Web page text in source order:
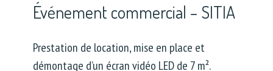
Événement commercial – SITIA
Prestation de location, mise en place et
démontage d’un écran vidéo LED de 7 m².